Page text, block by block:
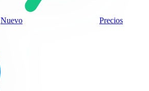
Nuevo Precios